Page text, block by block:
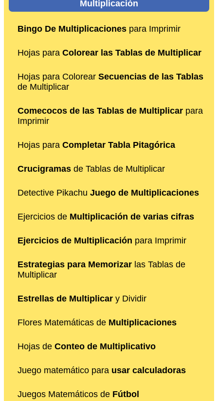
Multiplicación
Bingo De Multiplicaciones para Imprimir
Hojas para Colorear las Tablas de Multiplicar
Hojas para Colorear Secuencias de las Tablas
de Multiplicar
Comecocos de las Tablas de Multiplicar para
Imprimir
Hojas para Completar Tabla Pitagórica
Crucigramas de Tablas de Multiplicar
Detective Pikachu Juego de Multiplicaciones
Ejercicios de Multiplicación de varias cifras
Ejercicios de Multiplicación para Imprimir
Estrategias para Memorizar las Tablas de
Multiplicar
Estrellas de Multiplicar y Dividir
Flores Matemáticas de Multiplicaciones
Hojas de Conteo de Multiplicativo
Juego matemático para usar calculadoras
Juegos Matemáticos de Fútbol